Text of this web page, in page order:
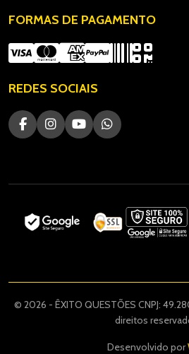
FORMAS DE PAGAMENTO
REDES SOCIAIS
© 2026 - ÊXITO QUESTÕES CNPJ:
direitos
Desenvolvido por